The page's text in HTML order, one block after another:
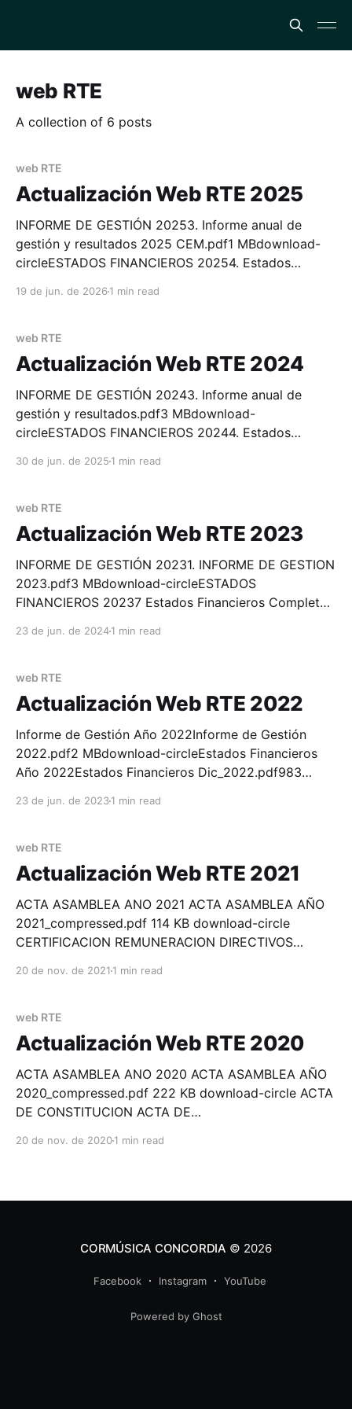
web RTE
A collection of 6 posts
web RTE
Actualización Web RTE 2025
INFORME DE GESTIÓN 20253. Informe anual de
gestión y resultados 2025 CEM.pdf1 MBdownload-
circleESTADOS FINANCIEROS 20254. Estados
circleCERTIFICACIÓN REQUERIMIENTOS CUMPLIDOS
2025-CEM.pdf164 KBdownload-
circleCERTIFICACIÓN ANTECEDENTES
DISCIPLINARIOS7. Certificado Antecedentes
Disciplinarios 2025-CEM.pdf158 KBdownload-
circleCERTIFICACIÓN INGRESOS, CARGOS Y
REMUNERACIONES 20251. Certificacion honorarios
19 de jun. de 2026 1 min read
web RTE
Actualización Web RTE 2024
INFORME DE GESTIÓN 20243. Informe anual de
gestión y resultados.pdf3 MBdownload-
circleESTADOS FINANCIEROS 20244. Estados
MBdownload-circleCERTIFICACIÓN
cumplimiento de requisitos- CEM.pdf416
KBdownload-circleCERTIFICACIÓN ANTECEDENTES
DISCIPLINARIOS7. Certificado Antecedentes
Disciplinarios-CEM.pdf414 KBdownload-
circleCERTIFICACIÓN INGRESOS, CARGOS Y
REMUNERACIONES 20241. Certificacion honorarios
30 de jun. de 2025 1 min read
web RTE
Actualización Web RTE 2023
INFORME DE GESTIÓN 20231. INFORME DE GESTION
2023.pdf3 MBdownload-circleESTADOS
FINANCIEROS 20237 Estados Financieros Completos
REQUISITOS CUMPLIDOS 2023Certificacion
circleCERTIFICACIÓN ANTECEDENTES
DISCIPLINARIOS 202311 Certificacion Antecedentes
Diciplinarios-CEM.pdf197 KBdownload-
circleCERTIFICACIÓN INGRESOS, CARGOS Y
REMUNERACIONES 20238 Certificacion
Representacion Legal-CEM.pdf230 KBdownload-
23 de jun. de 20241 min read
web RTE
Actualización Web RTE 2022
Informe de Gestión Año 2022Informe de Gestión
2022.pdf2 MBdownload-circleEstados Financieros
Año 2022Estados Financieros Dic_2022.pdf983
requisitoscertificacion cumplimiento de requisitos-
Antecedentes DisciplinariosCertificado Antecedentes
Disciplinarios-CEM.pdf90 KBdownload-
circleAntecedentes Disciplinarios.rarGoogle
DocsCertificación ingresos, cargos y
remuneracionescertificacion honorarios gerenciales-
CE
23 de jun. de 20231 min read
web RTE
Actualización Web RTE 2021
ACTA ASAMBLEA ANO 2021 ACTA ASAMBLEA AÑO
2021_compressed.pdf 114 KB download-circle
CERTIFICACION REMUNERACION DIRECTIVOS
CERTIFICACIÓN REQUISITOS ART 364-5
E.T._compressed.pdf 28 KB download-circle
CERTIFICADO ANTECEDENTES DISCIPLINARIOS
CERTIFICADO ANTECEDENTES
20 de nov. de 2021 1 min read
web RTE
Actualización Web RTE 2020
ACTA ASAMBLEA ANO 2020 ACTA ASAMBLEA AÑO
2020_compressed.pdf 222 KB download-circle ACTA
DE CONSTITUCION ACTA DE
20 de nov. de 20201 min read
CORMÚSICA CONCORDIA © 2026
Facebook Instagram YouTube
Powered by Ghost